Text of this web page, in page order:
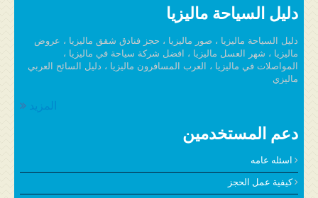
دليل السياحة ماليزيا
دليل السياحة ماليزيا ، صور ماليزيا ، حجز فنادق شقق ماليزيا ، عروض
ماليزيا ، شهر العسل ماليزيا ، افضل شركة سياحة في ماليزيا ،
المواصلات في ماليزيا ، العرب المسافرون ماليزيا ، دليل السائح العربي
ماليزي
المزيد
دعم المستخدمين
اسئله عامه
كيفية عمل الحجز